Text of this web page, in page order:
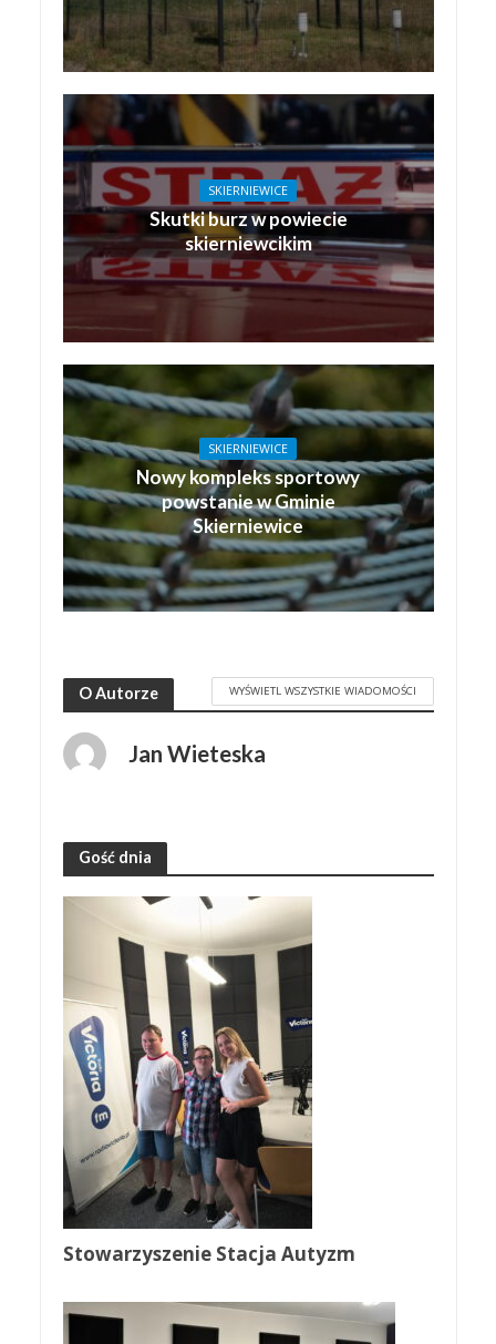
SKIERNIEWICE
Skutki burz w powiecie
skierniewcikim
SKIERNIEWICE
Nowy kompleks sportowy
powstanie w Gminie
Skierniewice
O Autorze WYŚWIETL WSZYSTKIE WIADOMOŚCI
Jan Wieteska
Gość dnia
Stowarzyszenie Stacja Autyzm